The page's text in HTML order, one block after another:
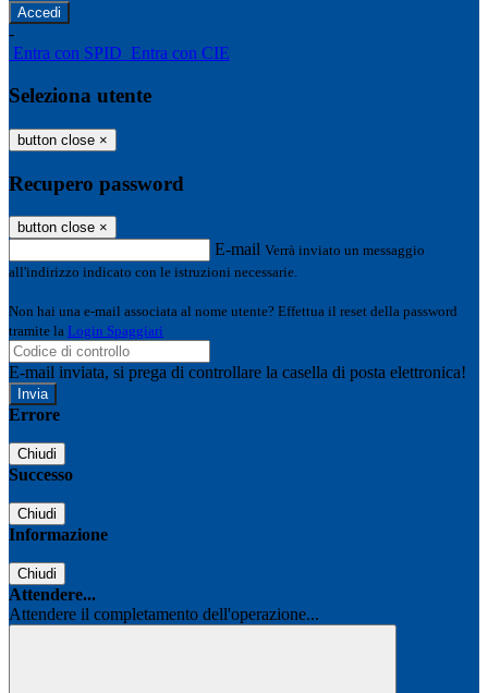
-
Entra con SPID Entra con CIE
Seleziona utente
button close ×
Recupero password
button close ×
E-mail Verrà inviato un messaggio
all'indirizzo indicato con le istruzioni necessarie.
Non hai una e-mail associata al nome utente? Effettua il reset della password
tramite la Login Spaggiari
E-mail inviata, si prega di controllare la casella di posta elettronica!
Errore
Chiudi
Successo
Chiudi
Informazione
Chiudi
Attendere...
Attendere il completamento dell'operazione...